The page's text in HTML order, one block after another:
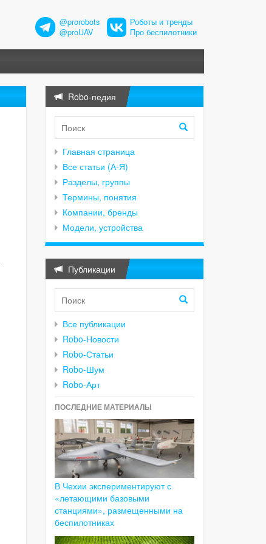
@prorobots
@proUAV
Роботы и тренды
Про беспилотники
Robo-педия
Главная страница
Все статьи (А-Я)
Разделы, группы
Термины, понятия
Компании, бренды
Модели, устройства
Публикации
Все публикации
Robo-Новости
Robo-Статьи
Robo-Шум
Robo-Арт
ПОСЛЕДНИЕ МАТЕРИАЛЫ
В Чехии экспериментируют с
«летающими базовыми
станциями», размещенными на
беспилотниках